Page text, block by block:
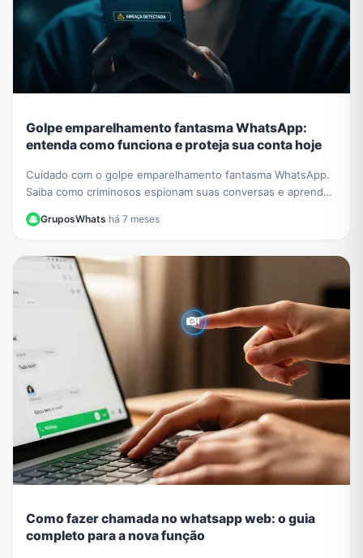
Golpe emparelhamento fantasma WhatsApp:
entenda como funciona e proteja sua conta hoje
Cuidado com o golpe emparelhamento fantasma WhatsApp.
Saiba como criminosos espionam suas conversas e aprenda
GruposWhats·há 7 meses
Como fazer chamada no whatsapp web: o guia
completo para a nova função